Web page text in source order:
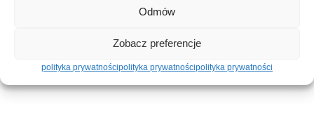
Odmów
Zobacz preferencje
polityka prywatnościpolityka prywatnościpolityka prywatności